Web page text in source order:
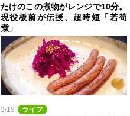
たけのこの煮物がレンジで10分。
現役板前が伝授、超時短「若筍
煮」
3/19 ライフ